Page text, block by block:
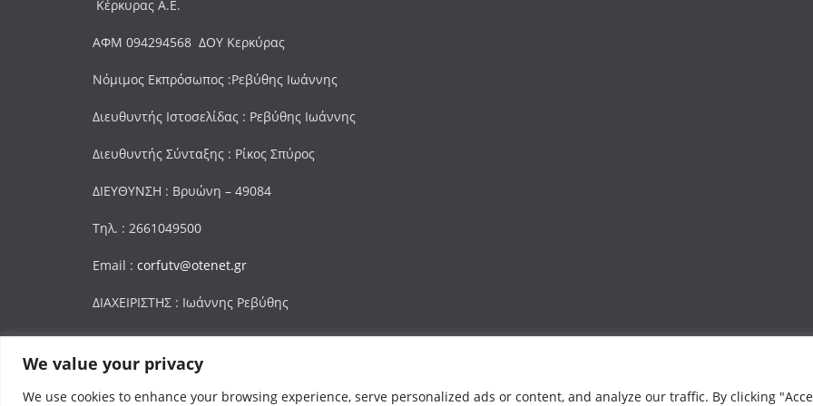
We value your privacy
We use cookies to enhance your browsing experience, serve personalized ads or content, and analyze our traffic. By clicking
Κέρκυρας Α.Ε.
ΑΦΜ 094294568 ΔΟΥ Κερκύρας
Νόμιμος Εκπρόσωπος :Ρεβύθης Ιωάννης
Διευθυντής Ιστοσελίδας : Ρεβύθης Ιωάννης
Διευθυντής Σύνταξης : Ρίκος Σπύρος
ΔΙΕΥΘΥΝΣΗ : Βρυώνη – 49084
Τηλ. : 2661049500
Email : corfutv@otenet.gr
ΔΙΑΧΕΙΡΙΣΤΗΣ : Ιωάννης Ρεβύθης
Πνευματικά Δικαιώματα © 2026Corfu Channel. Τα πνευματικά δικαιώματα προστατεύονται.